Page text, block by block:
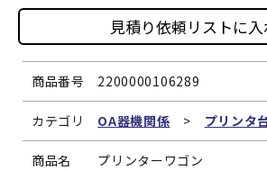
見積り依頼リストに入
商品番号 2200000106289
カテゴリ OA器機関係 > プリンタ
商品名 プリンターワゴン